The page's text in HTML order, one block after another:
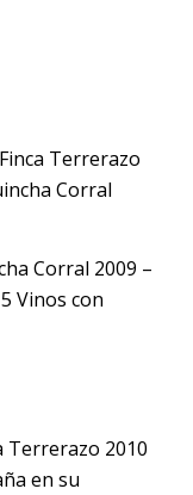
Finca Terrerazo
Corral
Corral 2009 –
Vinos con
Terrerazo 2010
en su